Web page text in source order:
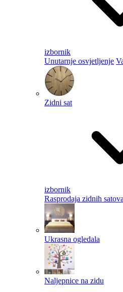
izbornik
Unutarnje osvjetljenje
Zidni sat
izbornik
Rasprodaja zidnih satova
Ukrasna ogledala
Naljepnice na zidu